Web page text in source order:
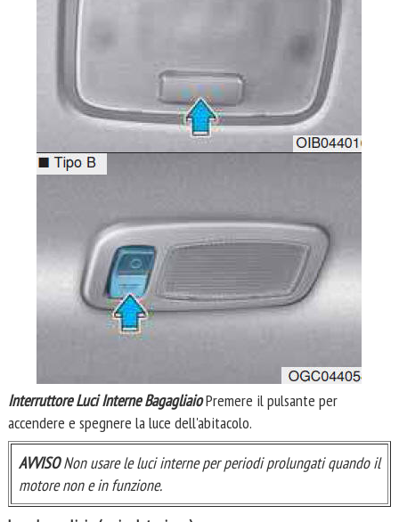
Interruttore Luci Interne BagagliaioPremere il pulsante per
accendere e spegnere la luce dell'abitacolo.
AVVISONon usare le luci interne per periodi prolungati quando il
motore non e in funzione.